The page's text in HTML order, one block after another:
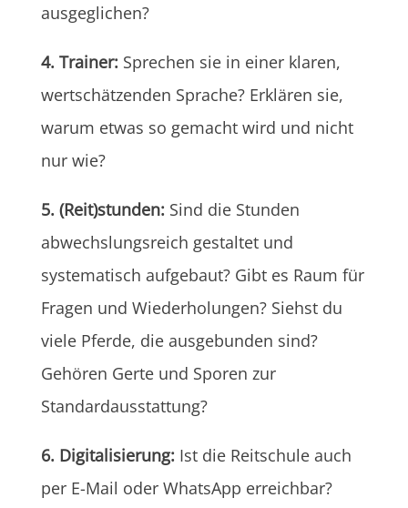
ausgeglichen?
4. Trainer: Sprechen sie in einer klaren,
wertschätzenden Sprache? Erklären sie,
warum etwas so gemacht wird und nicht
nur wie?
5. (Reit)stunden: Sind die Stunden
abwechslungsreich gestaltet und
systematisch aufgebaut? Gibt es Raum für
Fragen und Wiederholungen? Siehst du
viele Pferde, die ausgebunden sind?
Gehören Gerte und Sporen zur
Standardausstattung?
6. Digitalisierung: Ist die Reitschule auch
per E-Mail oder WhatsApp erreichbar?